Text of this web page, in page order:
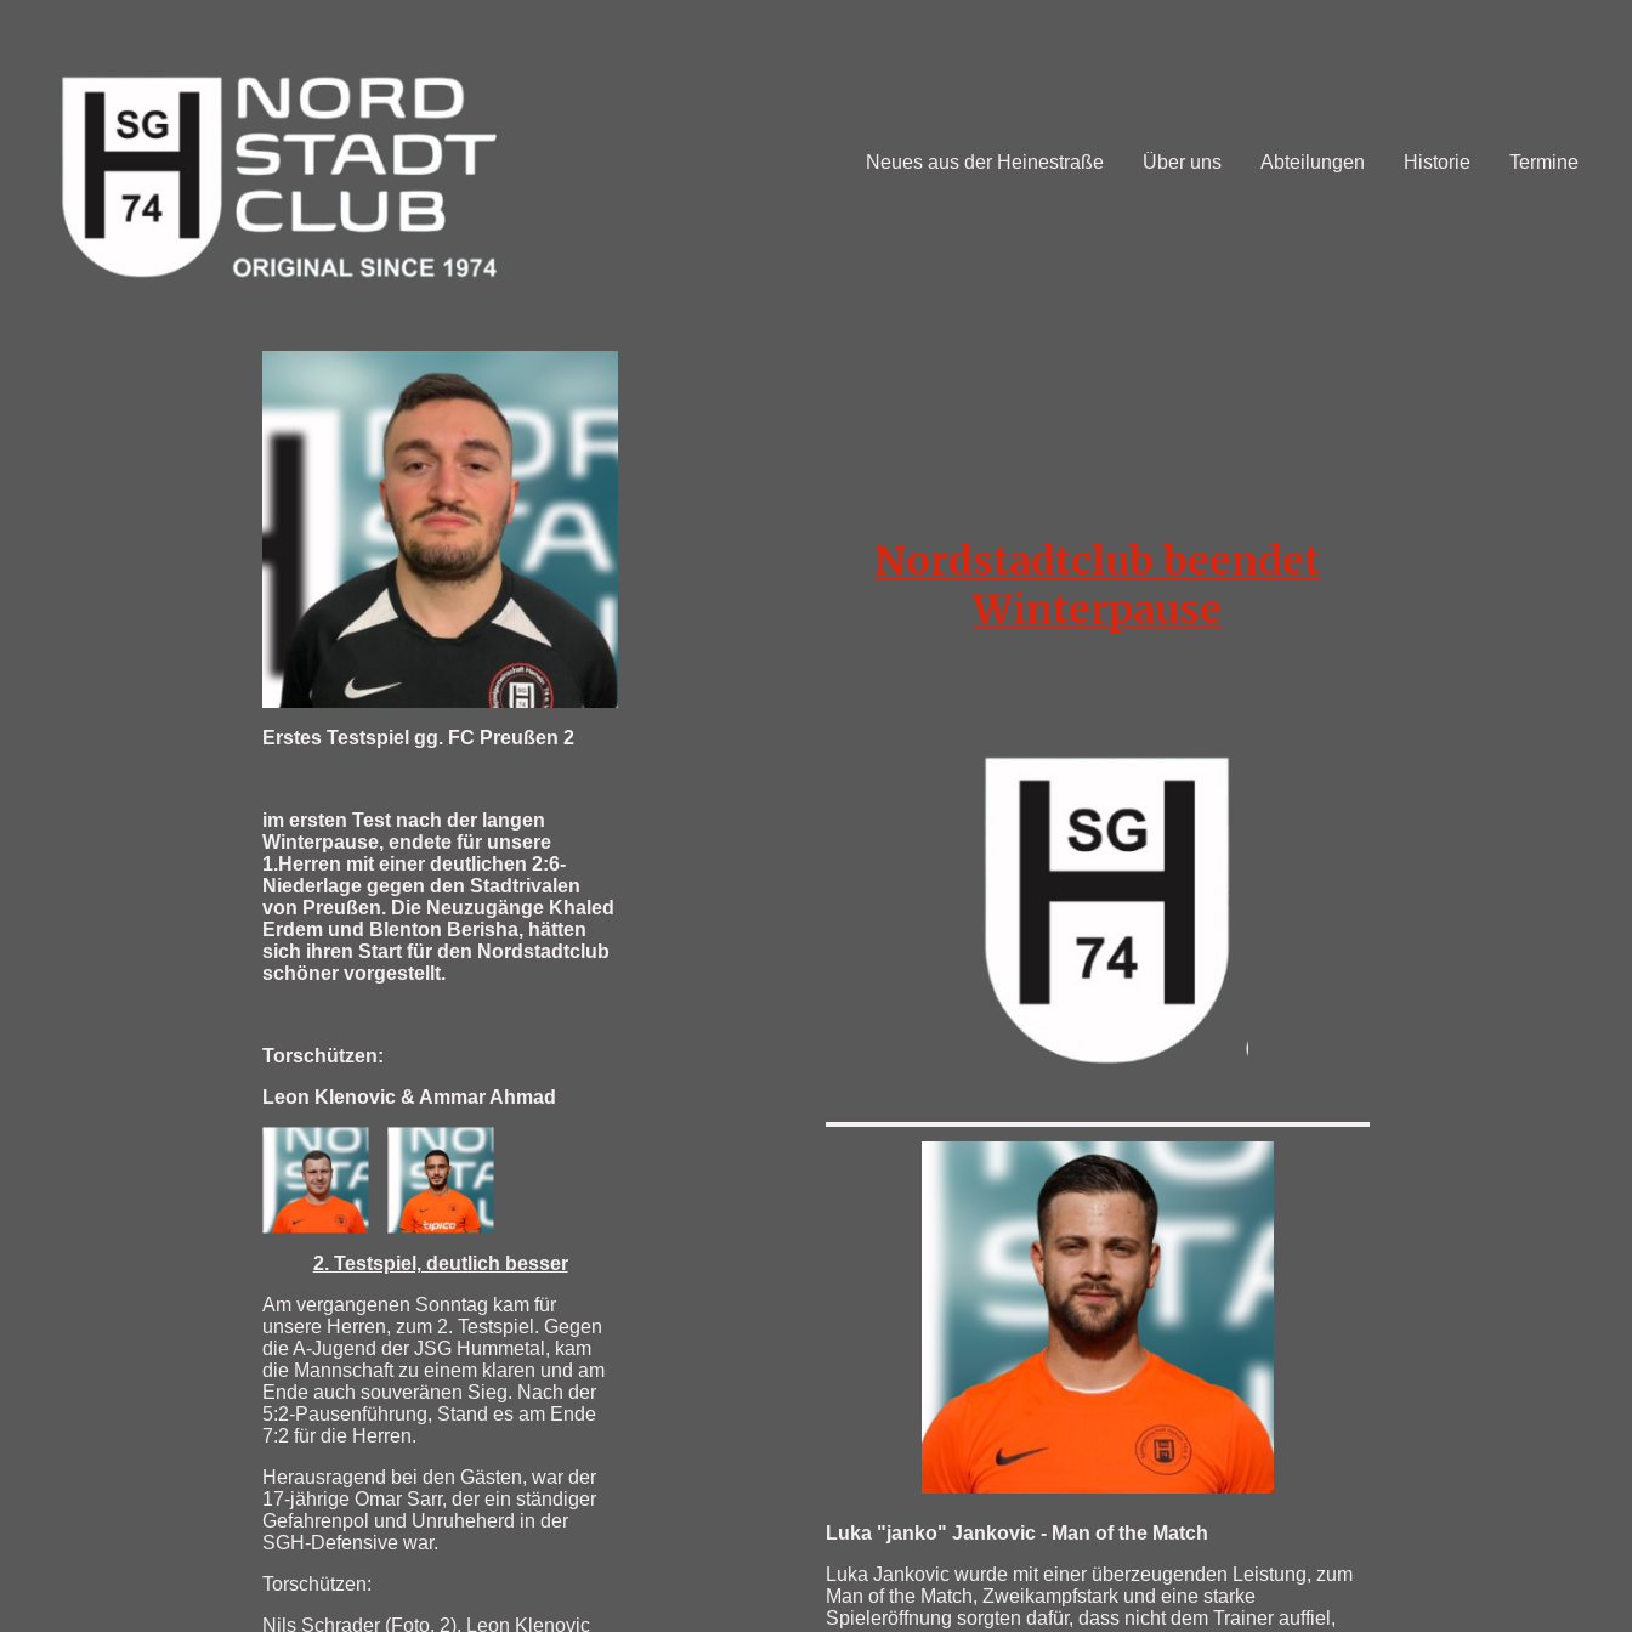
Neues aus der Heinestraße Über uns Abteilungen Historie Termine
Erstes Testspiel gg. FC Preußen 2
im ersten Test nach der langen
Winterpause, endete für unsere
1.Herren mit einer deutlichen 2:6-
Niederlage gegen den Stadtrivalen
von Preußen. Die Neuzugänge Khaled
Erdem und Blenton Berisha, hätten
sich ihren Start für den Nordstadtclub
schöner vorgestellt.
Torschützen:
Leon Klenovic & Ammar Ahmad
2. Testspiel, deutlich besser
Am vergangenen Sonntag kam für
unsere Herren, zum 2. Testspiel. Gegen
die A-Jugend der JSG Hummetal, kam
die Mannschaft zu einem klaren und am
Ende auch souveränen Sieg. Nach der
5:2-Pausenführung, Stand es am Ende
7:2 für die Herren.
Herausragend bei den Gästen, war der
17-jährige Omar Sarr, der ein ständiger
Gefahrenpol und Unruheherd in der
SGH-Defensive war.
Torschützen:
Nils Schrader (Foto, 2), Leon Klenovic
Nordstadtclub beendet
Winterpause
Luka "janko" Jankovic - Man of the Match
Luka Jankovic wurde mit einer überzeugenden Leistung, zum
Man of the Match, Zweikampfstark und eine starke
Spieleröffnung sorgten dafür, dass nicht dem Trainer auffiel,